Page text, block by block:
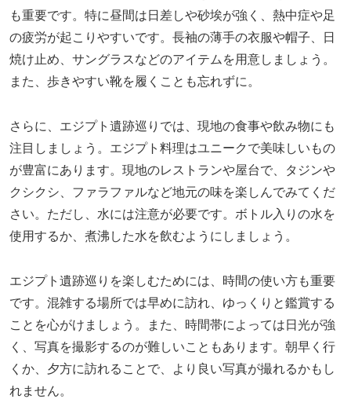
も重要です。特に昼間は日差しや砂埃が強く、熱中症や足
の疲労が起こりやすいです。長袖の薄手の衣服や帽子、日
焼け止め、サングラスなどのアイテムを用意しましょう。
また、歩きやすい靴を履くことも忘れずに。
さらに、エジプト遺跡巡りでは、現地の食事や飲み物にも
注目しましょう。エジプト料理はユニークで美味しいもの
が豊富にあります。現地のレストランや屋台で、タジンや
クシクシ、ファラファルなど地元の味を楽しんでみてくだ
さい。ただし、水には注意が必要です。ボトル入りの水を
使用するか、煮沸した水を飲むようにしましょう。
エジプト遺跡巡りを楽しむためには、時間の使い方も重要
です。混雑する場所では早めに訪れ、ゆっくりと鑑賞する
ことを心がけましょう。また、時間帯によっては日光が強
く、写真を撮影するのが難しいこともあります。朝早く行
くか、夕方に訪れることで、より良い写真が撮れるかもし
れません。